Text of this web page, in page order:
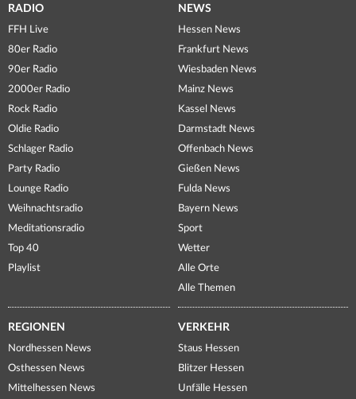
RADIO
FFH Live
80er Radio
90er Radio
2000er Radio
Rock Radio
Oldie Radio
Schlager Radio
Party Radio
Lounge Radio
Weihnachtsradio
Meditationsradio
Top 40
Playlist
NEWS
Hessen News
Frankfurt News
Wiesbaden News
Mainz News
Kassel News
Darmstadt News
Offenbach News
Gießen News
Fulda News
Bayern News
Sport
Wetter
Alle Orte
Alle Themen
REGIONEN
Nordhessen News
Osthessen News
Mittelhessen News
VERKEHR
Staus Hessen
Blitzer Hessen
Unfälle Hessen